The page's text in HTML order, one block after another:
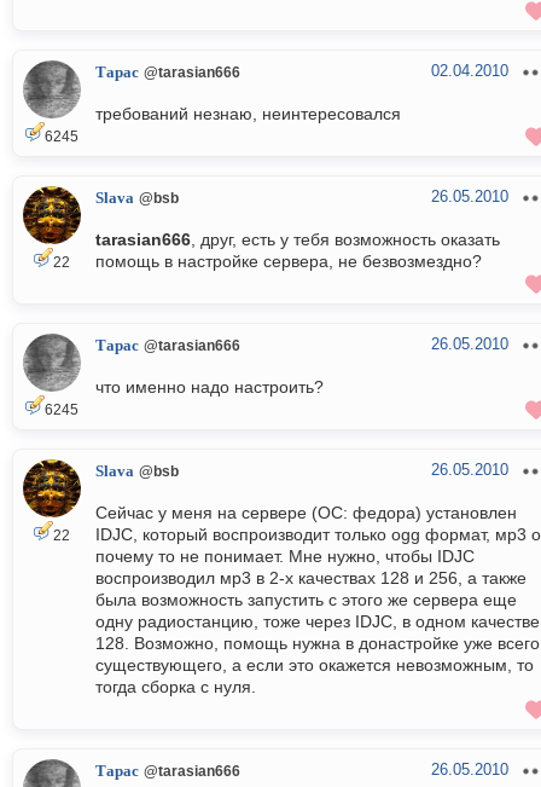
6245
Тарас @tarasian666 02.04.2010
требований незнаю, неинтересовался
22
Slava @bsb 26.05.2010
tarasian666 , друг, есть у тебя возможность оказать
помощь в настройке сервера, не безвозмездно?
6245
Тарас @tarasian666 26.05.2010
что именно надо настроить?
22
Slava @bsb 26.05.2010
Сейчас у меня на сервере (ОС: федора) установлен
IDJC, который воспроизводит только ogg формат, мр3
почему то не понимает. Мне нужно, чтобы IDJC
воспроизводил мр3 в 2-х качествах 128 и 256, а также
была возможность запустить с этого же сервера еще
одну радиостанцию, тоже через IDJC, в одном
128. Возможно, помощь нужна в донастройке уже всего
существующего, а если это окажется невозможным, то
тогда сборка с нуля.
Тарас @tarasian666 26.05.2010